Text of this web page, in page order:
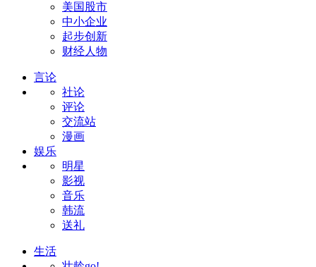
美国股市
中小企业
起步创新
财经人物
言论
社论
评论
交流站
漫画
娱乐
明星
影视
音乐
韩流
送礼
生活